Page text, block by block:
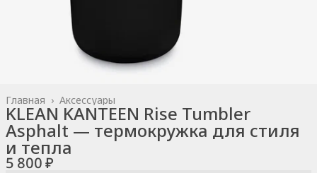
Аксессуары
Главная ›
KLEAN KANTEEN Rise Tumbler
Asphalt — термокружка для стиля
и тепла
5 800 ₽